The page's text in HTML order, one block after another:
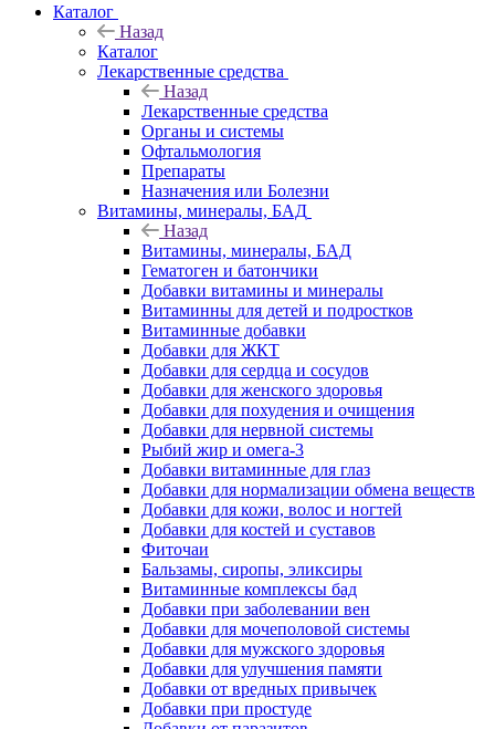
Каталог
Назад
Каталог
Лекарственные средства
Назад
Лекарственные средства
Органы и системы
Офтальмология
Препараты
Назначения или Болезни
Витамины, минералы, БАД
Назад
Витамины, минералы, БАД
Гематоген и батончики
Добавки витамины и минералы
Витаминны для детей и подростков
Витаминные добавки
Добавки для ЖКТ
Добавки для сердца и сосудов
Добавки для женского здоровья
Добавки для похудения и очищения
Добавки для нервной системы
Рыбий жир и омега-3
Добавки витаминные для глаз
Добавки для нормализации обмена веществ
Добавки для кожи, волос и ногтей
Добавки для костей и суставов
Фиточаи
Бальзамы, сиропы, эликсиры
Витаминные комплексы бад
Добавки при заболевании вен
Добавки для мочеполовой системы
Добавки для мужского здоровья
Добавки для улучшения памяти
Добавки от вредных привычек
Добавки при простуде